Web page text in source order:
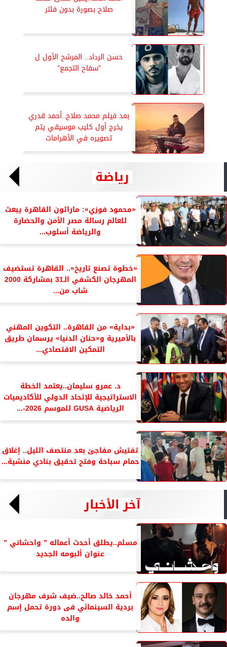
صلاح بصورة بدون فلتر
حسن الرداد.. المرشح الأول ل
”سفاح التجمع”
بعد فيلم محمد صلاح..أحمد قدري
يخرج أول كليب موسيقي يتم
تصويره في الأهرامات
رياضة
«محمود فوزي»: ماراثون القاهرة يبعث
للعالم رسالة مصر الأمن والحضارة
والرياضة أسلوب...
«خطوة تصنع تاريخ».. القاهرة تستضيف
المهرجان الكشفي الـ31 بمشاركة 2000
شاب من...
«بداية» من القاهرة.. التكوين المهني
بالأميرية و«حنان الدنيا» يرسمان طريق
التمكين الاقتصادي...
د. عمرو سليمان..يعتمد الخطة
الاستراتيجية للإتحاد الدولي للأكاديميات
الرياضية GUSA للموسم 2026-...
تفتيش مفاجئ بعد منتصف الليل.. إغلاق
حمام سباحة وفتح تحقيق بنادي منشية...
آخر الأخبار
مسلم..يطلق أحدث أعماله ” واحشاني ”
عنوان ألبومه الجديد
أحمد خالد صالح..ضيف شرف مهرجان
بردية السينمائي فى دورة تحمل إسم
والده